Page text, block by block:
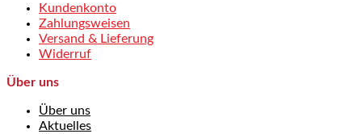
Kundenkonto
Zahlungsweisen
Versand & Lieferung
Widerruf
Über uns
Über uns
Aktuelles